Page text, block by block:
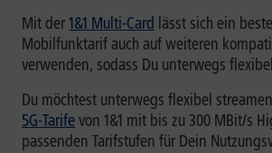
Mit der1&1 Multi-Card lässt sich ein
Mobilfunktarif auch auf weiteren
verwenden, sodass Du unterwegs
Du möchtest unterwegs flexibel
5G-Tarifevon 1&1 mit bis zu 300 MBit/s
passenden Tarifstufen für Dein